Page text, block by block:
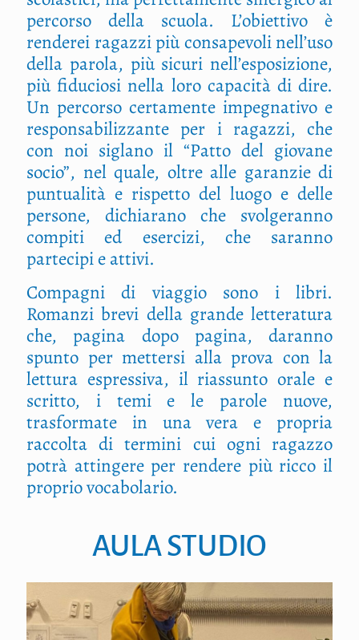
percorso della scuola. L’obiettivo è
renderei ragazzi più consapevoli nell’uso
della parola, più sicuri nell’esposizione,
più fiduciosi nella loro capacità di dire.
Un percorso certamente impegnativo e
responsabilizzante per i ragazzi, che
con noi siglano il “Patto del giovane
socio”, nel quale, oltre alle garanzie di
puntualità e rispetto del luogo e delle
persone, dichiarano che svolgeranno
compiti ed esercizi, che saranno
partecipi e attivi.
Compagni di viaggio sono i libri.
Romanzi brevi della grande letteratura
che, pagina dopo pagina, daranno
spunto per mettersi alla prova con la
lettura espressiva, il riassunto orale e
scritto, i temi e le parole nuove,
trasformate in una vera e propria
raccolta di termini cui ogni ragazzo
potrà attingere per rendere più ricco il
proprio vocabolario.
AULA STUDIO